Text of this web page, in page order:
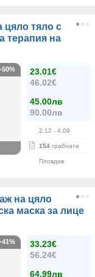
цяло тяло с
терапия на
23.01€
46.02€
45.00лв
90.00лв
2.12 - 4.09
154 грабнати
Пловдив
-50%
на цяло
маска за лице
33.23€
56.24€
64.99лв
-41%